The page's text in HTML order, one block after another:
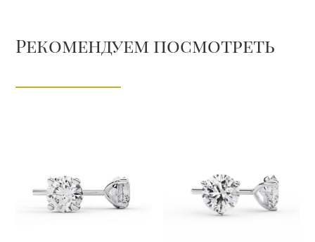
Рекомендуем посмотреть